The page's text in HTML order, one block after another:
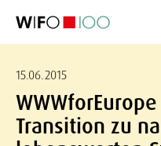
15.06.2015
Transition zu